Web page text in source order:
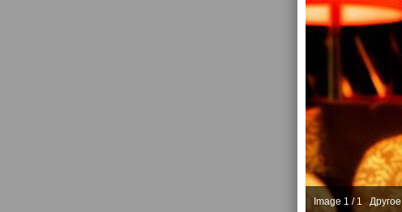
Image 1 / 1 Другое